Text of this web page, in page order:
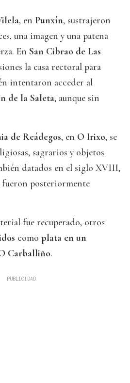
, en Punxín, sustrajeron
una imagen y una patena
En San Cibrao de Las
la casa rectoral para
intentaron acceder al
de la Saleta, aunque sin
de Reádegos, en O Irixo, se
sagrarios y objetos
datados en el siglo XVIII,
fueron posteriormente
fue recuperado, otros
como plata en un
Carballiño.